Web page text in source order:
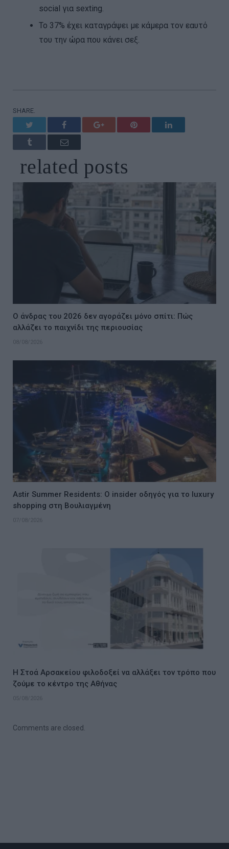
social για sexting.
Το 37% έχει καταγράψει με κάμερα τον εαυτό
του την ώρα που κάνει σεξ.
SHARE.
Facebook Google+ Pinterest LinkedIn
Tumblr Email
related posts
Ο άνδρας του 2026 δεν αγοράζει μόνο σπίτι: Πώς
αλλάζει το παιχνίδι της περιουσίας
08/08/2026
Astir Summer Residents: Ο insider οδηγός για το luxury
shopping στη Βουλιαγμένη
07/08/2026
Η Στοά Αρσακείου φιλοδοξεί να αλλάξει τον τρόπο που
ζούμε το κέντρο της Αθήνας
05/08/2026
Comments are closed.